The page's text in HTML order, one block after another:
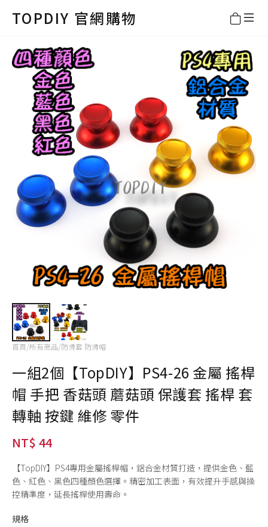
TOPDIY 官網購物
首頁/所有商品/防滑套 防滑帽
一組2個【TopDIY】PS4-26 金屬 搖桿
帽 手把 香菇頭 蘑菇頭 保護套 搖桿 套
轉軸 按鍵 維修 零件
NT$ 44
【TopDIY】PS4專用金屬搖桿帽，鋁合金材質打造，提供金色、藍
色、紅色、黑色四種顏色選擇。精密加工表面，有效提升手感與操
控精準度，延長搖桿使用壽命。
規格